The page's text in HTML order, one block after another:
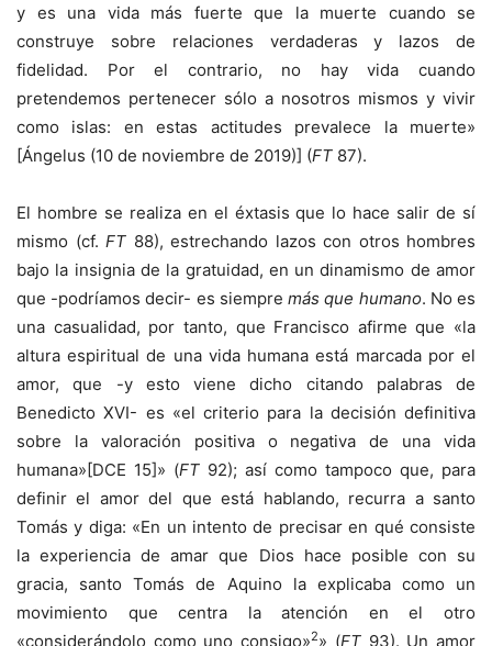
y es una vida más fuerte que la muerte cuando se
construye sobre relaciones verdaderas y lazos de
fidelidad. Por el contrario, no hay vida cuando
pretendemos pertenecer sólo a nosotros mismos y vivir
como islas: en estas actitudes prevalece la muerte»
[Ángelus (10 de noviembre de 2019)] (FT 87).
El hombre se realiza en el éxtasis que lo hace salir de sí
mismo (cf. FT 88), estrechando lazos con otros hombres
bajo la insignia de la gratuidad, en un dinamismo de amor
que -podríamos decir- es siempremás que humano. No es
una casualidad, por tanto, que Francisco afirme que «la
altura espiritual de una vida humana está marcada por el
amor, que -y esto viene dicho citando palabras de
Benedicto XVI- es «el criterio para la decisión definitiva
sobre la valoración positiva o negativa de una vida
humana»[DCE 15]» (FT 92); así como tampoco que, para
definir el amor del que está hablando, recurra a santo
Tomás y diga: «En un intento de precisar en qué consiste
la experiencia de amar que Dios hace posible con su
gracia, santo Tomás de Aquino la explicaba como un
movimiento que centra la atención en el otro
«considerándolo como uno consigo»2» (FT 93). Un amor